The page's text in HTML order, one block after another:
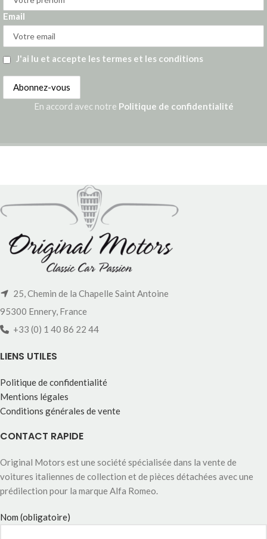
Email
J'ai lu et accepte les termes et les conditions
En accord avec notre Politique de confidentialité
25, Chemin de la Chapelle Saint Antoine
95300 Ennery, France
+33 (0) 1 40 86 22 44
LIENS UTILES
Politique de confidentialité
Mentions légales
Conditions générales de vente
CONTACT RAPIDE
Original Motors est une société spécialisée dans la vente de
voitures italiennes de collection et de pièces détachées avec une
prédilection pour la marque Alfa Romeo.
Nom (obligatoire)